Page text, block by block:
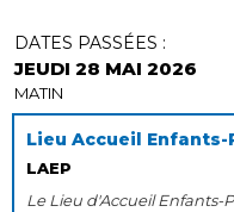
Lieu Accueil Enfants-
LAEP
DATES PASSÉES :
JEUDI 28 MAI 2026
MATIN
Le Lieu d'Accueil Enfants-